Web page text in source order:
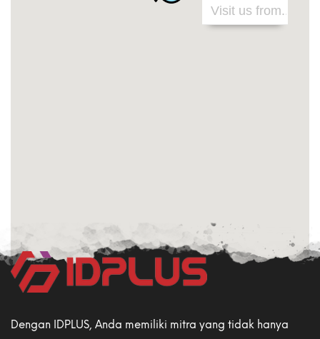
Dengan IDPLUS, Anda memiliki mitra yang tidak hanya